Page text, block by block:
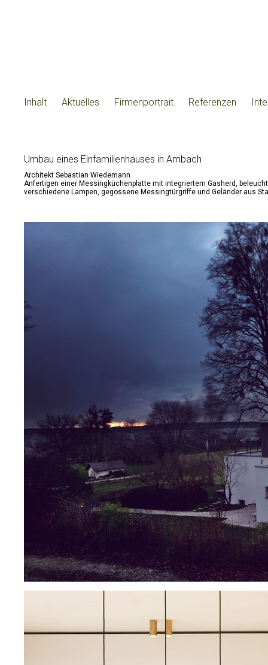
Inhalt Aktuelles Firmenportrait Referenzen
Umbau eines Einfamilienhauses in Ambach
Architekt Sebastian Wiedemann
Anfertigen einer Messingküchenplatte mit integriertem Gasherd,
verschiedene Lampen, gegossene Messingtürgriffe und Geländer aus